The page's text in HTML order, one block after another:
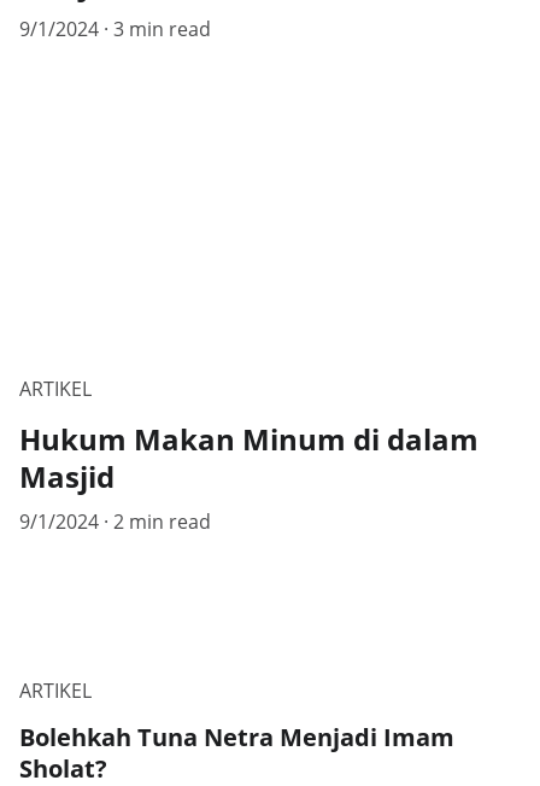
9/1/2024 3 min read
ARTIKEL
Hukum Makan Minum di dalam
Masjid
9/1/2024 2 min read
ARTIKEL
Bolehkah Tuna Netra Menjadi Imam
Sholat?